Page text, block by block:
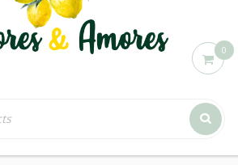
0